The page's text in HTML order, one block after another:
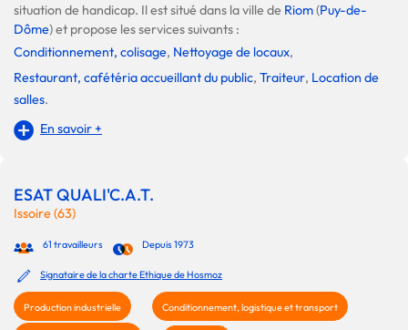
situation de handicap. Il est situé dans la ville de Riom(Puy-de-
Dôme) et propose les services suivants :
Conditionnement, colisage, Nettoyage de locaux,
Restaurant, cafétéria accueillant du public, Traiteur, Location de
salles.
En savoir +
ESAT QUALI'C.A.T.
Issoire (63)
61 travailleurs Depuis 1973
Signataire de la charte Ethique de Hosmoz
Production industrielle Conditionnement, logistique et transport